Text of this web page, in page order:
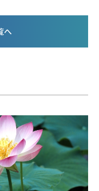
と日本の文化、そして食養
へ